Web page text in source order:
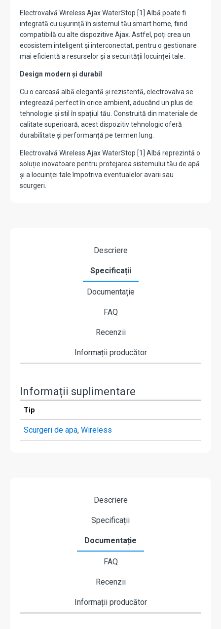
Electrovalvă Wireless Ajax WaterStop [1] Albă poate fi
integrată cu ușurință în sistemul tău smart home, fiind
compatibilă cu alte dispozitive Ajax. Astfel, poți crea un
ecosistem inteligent și interconectat, pentru o gestionare
mai eficientă a resurselor și a securității locuinței tale.
Design modern și durabil
Cu o carcasă albă elegantă și rezistentă, electrovalva se
integrează perfect în orice ambient, aducând un plus de
tehnologie și stil în spațiul tău. Construită din materiale de
calitate superioară, acest dispozitiv tehnologic oferă
durabilitate și performanță pe termen lung.
Electrovalvă Wireless Ajax WaterStop [1] Albă reprezintă o
soluție inovatoare pentru protejarea sistemului tău de apă
și a locuinței tale împotriva eventualelor avarii sau
scurgeri.
Descriere
Specificații
Documentație
FAQ
Recenzii
Informații producător
Informații suplimentare
Tip
Scurgeri de apa, Wireless
Descriere
Specificații
Documentație
FAQ
Recenzii
Informații producător